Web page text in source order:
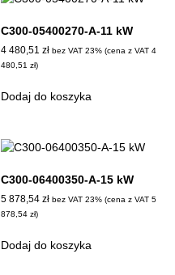
C300-05400270-A-11 kW
4 480,51 zł bez VAT 23% (cena z VAT 4
480,51 zł)
Dodaj do koszyka
C300-06400350-A-15 kW
5 878,54 zł bez VAT 23% (cena z VAT 5
878,54 zł)
Dodaj do koszyka